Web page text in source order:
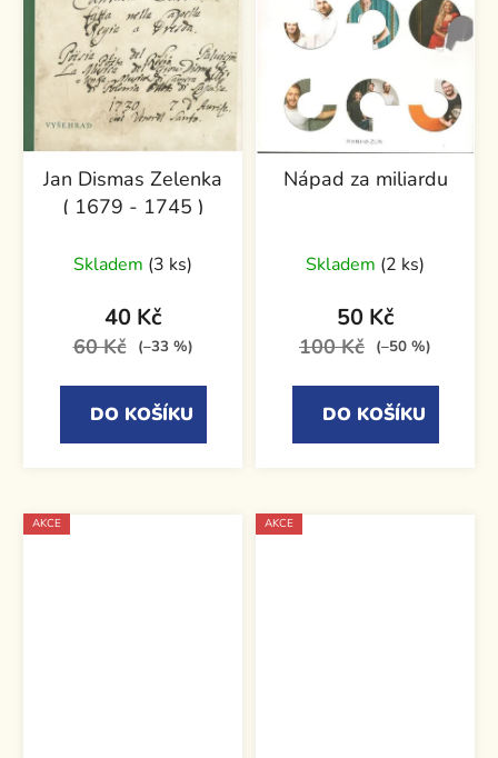
Jan Dismas Zelenka
( 1679 - 1745 )
Skladem (3 ks)
40 Kč
60 Kč (–33 %)
DO KOŠÍKU
Nápad za miliardu
Skladem (2 ks)
50 Kč
100 Kč (–50 %)
DO KOŠÍKU
AKCE AKCE